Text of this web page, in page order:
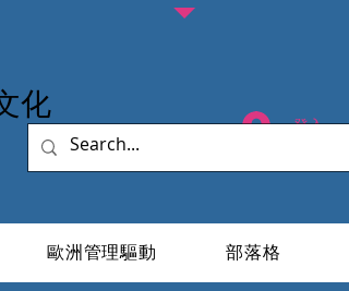
化
登入
歐洲管理驅動 部落格